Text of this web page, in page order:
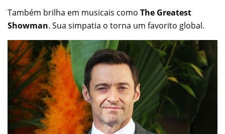
Também brilha em musicais como The Greatest
Showman. Sua simpatia o torna um favorito global.